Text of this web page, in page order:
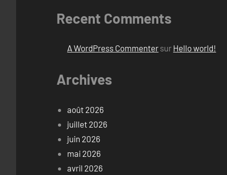
Recent Comments
A WordPress Commenter sur Hello world!
Archives
août 2026
juillet 2026
juin 2026
mai 2026
avril 2026